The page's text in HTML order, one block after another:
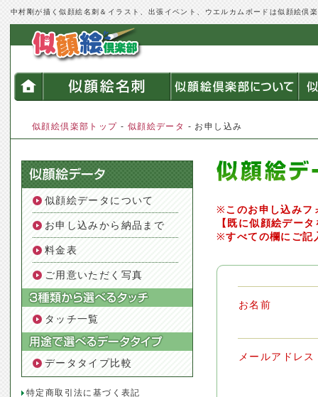
中村剛が描く似顔絵名刺＆イラスト、出張イベント、ウエルカムボードは似顔絵倶
似顔絵倶楽部トップ - 似顔絵データ - お申し込み
似顔絵データについて
お申し込みから納品まで
料金表
ご用意いただく写真
タッチ一覧
データタイプ比較
特定商取引法に基づく表記
※このお申し込みフ
【既に似顔絵デー
※すべての欄にご記
お名前
メールアドレス